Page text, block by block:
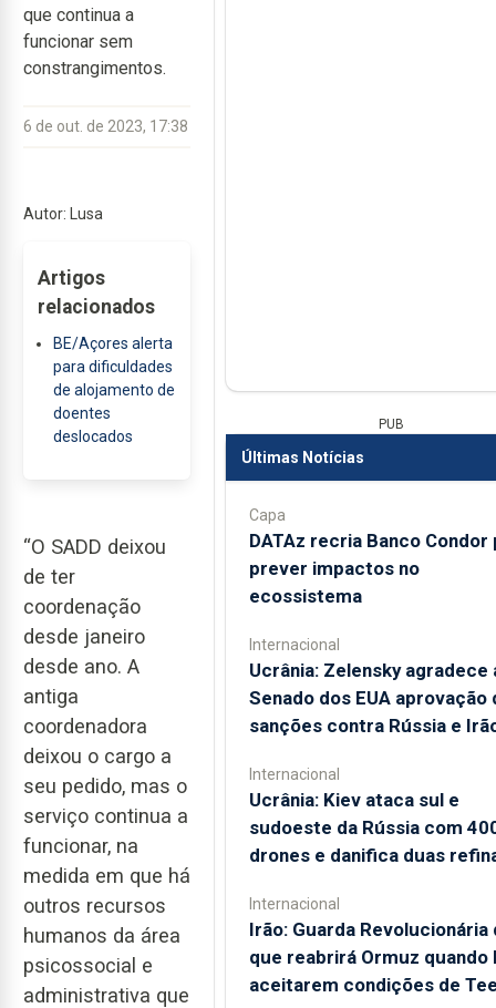
que continua a
funcionar sem
constrangimentos.
6 de out. de 2023, 17:38
Autor: Lusa
Artigos
relacionados
BE/Açores alerta
para dificuldades
de alojamento de
doentes
deslocados
“O SADD deixou
de ter
coordenação
desde janeiro
desde ano. A
antiga
coordenadora
deixou o cargo a
seu pedido, mas o
serviço continua a
funcionar, na
medida em que há
outros recursos
humanos da área
psicossocial e
administrativa que
PUB
Últimas Notícias
Capa
DATAz recria Banco Condor
prever impactos no
ecossistema
Internacional
Ucrânia: Zelensky agradece
Senado dos EUA aprovação
sanções contra Rússia e
Internacional
Ucrânia: Kiev ataca sul e
sudoeste da Rússia com
drones e danifica duas
Internacional
Irão: Guarda Revolucionária
que reabrirá Ormuz quando
aceitarem condições de